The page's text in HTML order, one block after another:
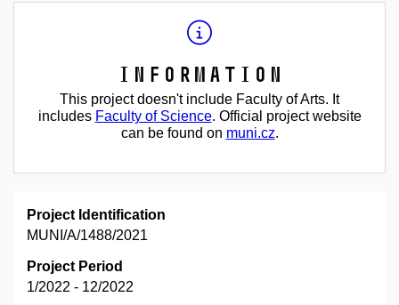
Information
This project doesn't include Faculty of Arts. It
includes Faculty of Science. Official project website
can be found on muni.cz.
Project Identification
MUNI/A/1488/2021
Project Period
1/2022 - 12/2022